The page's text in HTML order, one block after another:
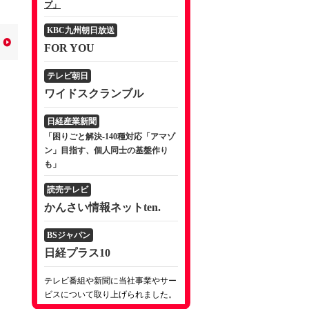
プ」
KBC九州朝日放送
FOR YOU
テレビ朝日
ワイドスクランブル
日経産業新聞
「困りごと解決-140種対応「アマゾ
ン」目指す、個人同士の基盤作り
も」
読売テレビ
かんさい情報ネットten.
BSジャパン
日経プラス10
テレビ番組や新聞に当社事業やサー
ビスについて取り上げられました。